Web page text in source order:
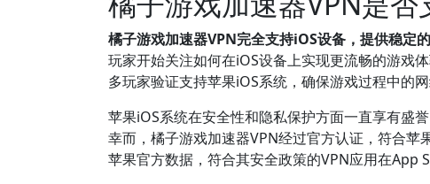
橘子游戏加速器VPN完全支持iOS设备，提供稳定的
玩家开始关注如何在iOS设备上实现更流畅的游戏
多玩家验证支持苹果iOS系统，确保游戏过程中的网
苹果iOS系统在安全性和隐私保护方面一直享有盛
幸而，橘子游戏加速器VPN经过官方认证，符合
苹果官方数据，符合其安全政策的VPN应用在App